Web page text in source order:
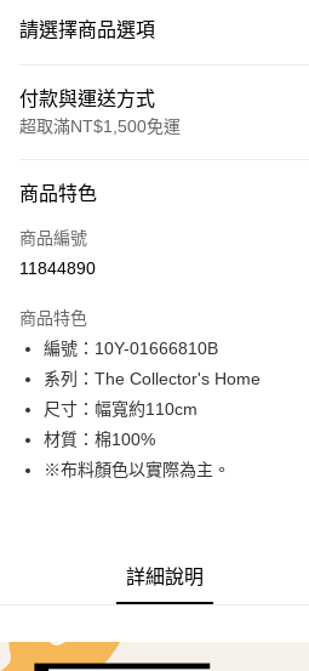
請選擇商品選項
付款與運送方式
超取滿NT$1,500免運
信用卡一次付款
超商取貨付款
Apple Pay
街口支付
Google Pay
AFTEE先享後付
１．簡單：不需註冊會員、不需綁卡、不需
３．安心：先確認商品／服務後，再付款。
全家取貨付款
商品特色
商品編號
11844890
商品特色
編號：10Y-01666810B
系列：The Collector's Home
尺寸：幅寬約110cm
材質：棉100%
※布料顏色以實際為主。
詳細說明